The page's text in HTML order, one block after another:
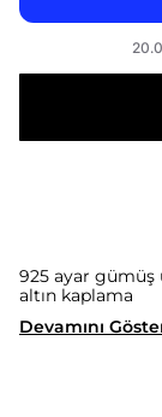
925 ayar gümüş
altın kaplama
Devamını